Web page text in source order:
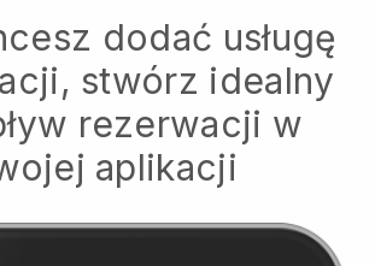
dodać usługę
stwórz idealny
rezerwacji w
aplikacji